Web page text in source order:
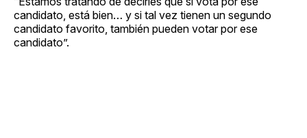
candidato, está bien… y si tal vez tienen un segundo
candidato favorito, también pueden votar por ese
candidato”.